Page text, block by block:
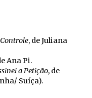
, de Juliana
Ana Pi.
a Petição, de
Suíça).